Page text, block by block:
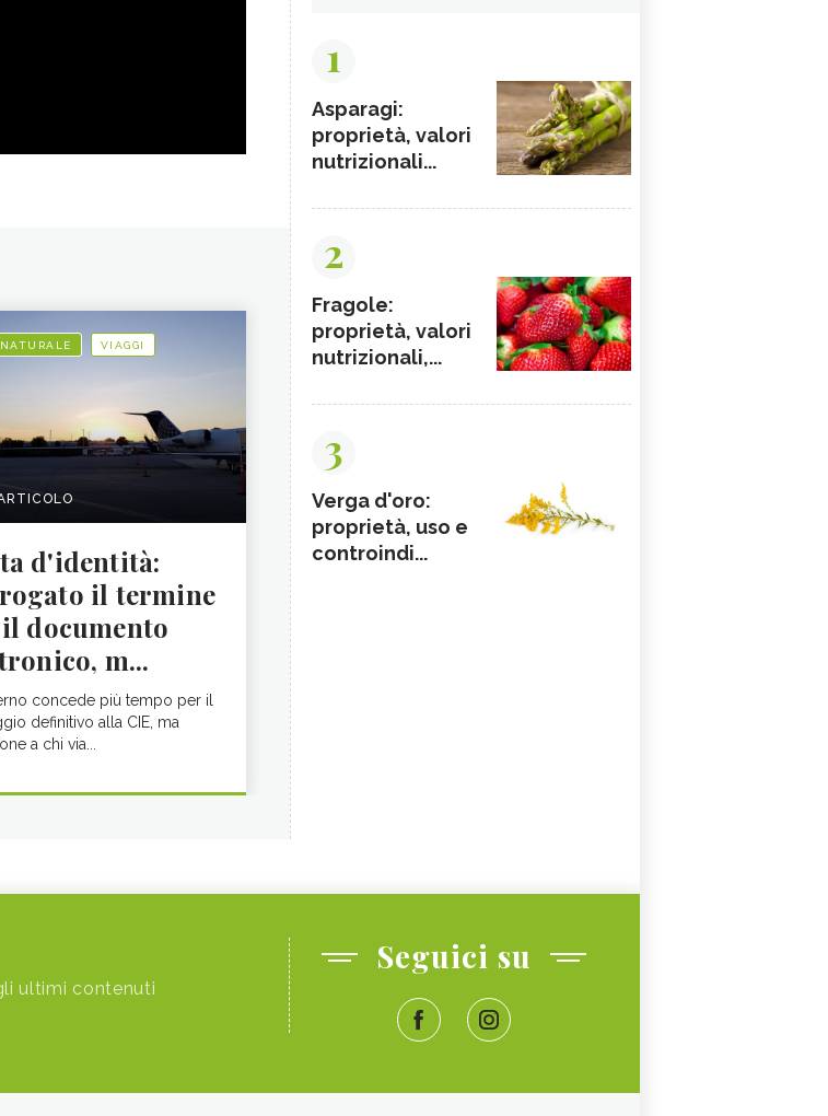
VIAGGI
d'identità:
il termine
documento
m...
concede più tempo per il
definitivo alla CIE, ma
a chi via...
1
Asparagi:
proprietà, valori
nutrizionali...
2
Fragole:
proprietà, valori
nutrizionali,...
3
Verga d'oro:
proprietà, uso e
controindi...
ultimi contenuti
Seguici su